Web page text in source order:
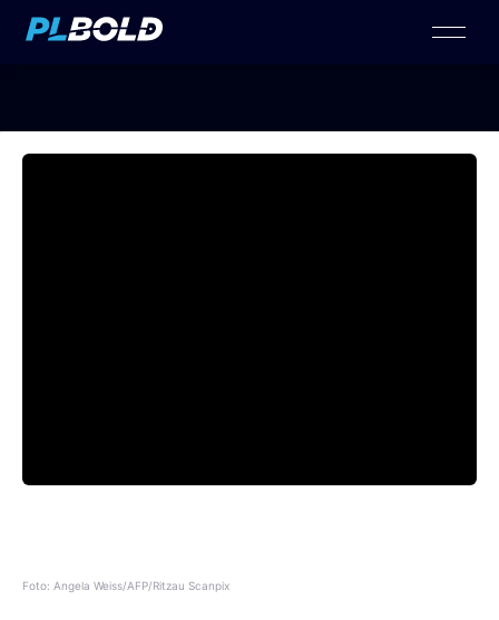
Foto: Angela Weiss/AFP/Ritzau Scanpix